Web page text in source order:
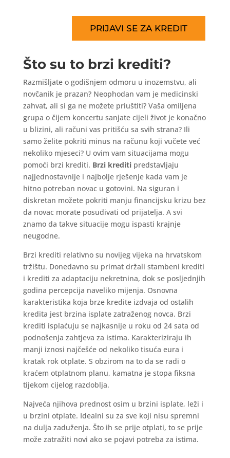
PRIJAVI SE ZA KREDIT
Što su to brzi krediti?
Razmišljate o godišnjem odmoru u inozemstvu, ali
novčanik je prazan? Neophodan vam je medicinski
zahvat, ali si ga ne možete priuštiti? Vaša omiljena
grupa o čijem koncertu sanjate cijeli život je konačno
u blizini, ali računi vas pritišću sa svih strana? Ili
samo želite pokriti minus na računu koji vučete već
nekoliko mjeseci? U ovim vam situacijama mogu
pomoći brzi krediti. Brzi kreditipredstavljaju
najjednostavnije i najbolje rješenje kada vam je
hitno potreban novac u gotovini. Na siguran i
diskretan možete pokriti manju financijsku krizu bez
da novac morate posuđivati od prijatelja. A svi
znamo da takve situacije mogu ispasti krajnje
neugodne.
Brzi krediti relativno su novijeg vijeka na hrvatskom
tržištu. Donedavno su primat držali stambeni krediti
i krediti za adaptaciju nekretnina, dok se posljednjih
godina percepcija naveliko mijenja. Osnovna
karakteristika koja brze kredite izdvaja od ostalih
kredita jest brzina isplate zatraženog novca. Brzi
krediti isplaćuju se najkasnije u roku od 24 sata od
podnošenja zahtjeva za istima. Karakteriziraju ih
manji iznosi najčešće od nekoliko tisuća eura i
kratak rok otplate. S obzirom na to da se radi o
kraćem otplatnom planu, kamatna je stopa fiksna
tijekom cijelog razdoblja.
Najveća njihova prednost osim u brzini isplate, leži i
u brzini otplate. Idealni su za sve koji nisu spremni
na dulja zaduženja. Što ih se prije otplati, to se prije
može zatražiti novi ako se pojavi potreba za istima.